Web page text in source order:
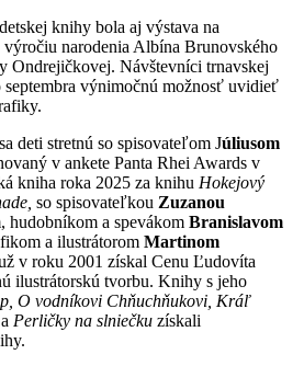
knihy bola aj výstava na
narodenia Albína Brunovského
Ondrejičkovej. Návštevníci trnavskej
výnimočnú možnosť uvidieť
deti stretnú so spisovateľom Júliusom
v ankete Panta Rhei Awards v
kniha roka 2025 za knihu Hokejový
so spisovateľkou Zuzanou
hudobníkom a spevákom Branislavom
a ilustrátorom Martinom
v roku 2001 získal Cenu Ľudovíta
ilustrátorskú tvorbu. Knihy s jeho
O vodníkovi Chňuchňukovi, Kráľ
a Perličky na slniečku získali